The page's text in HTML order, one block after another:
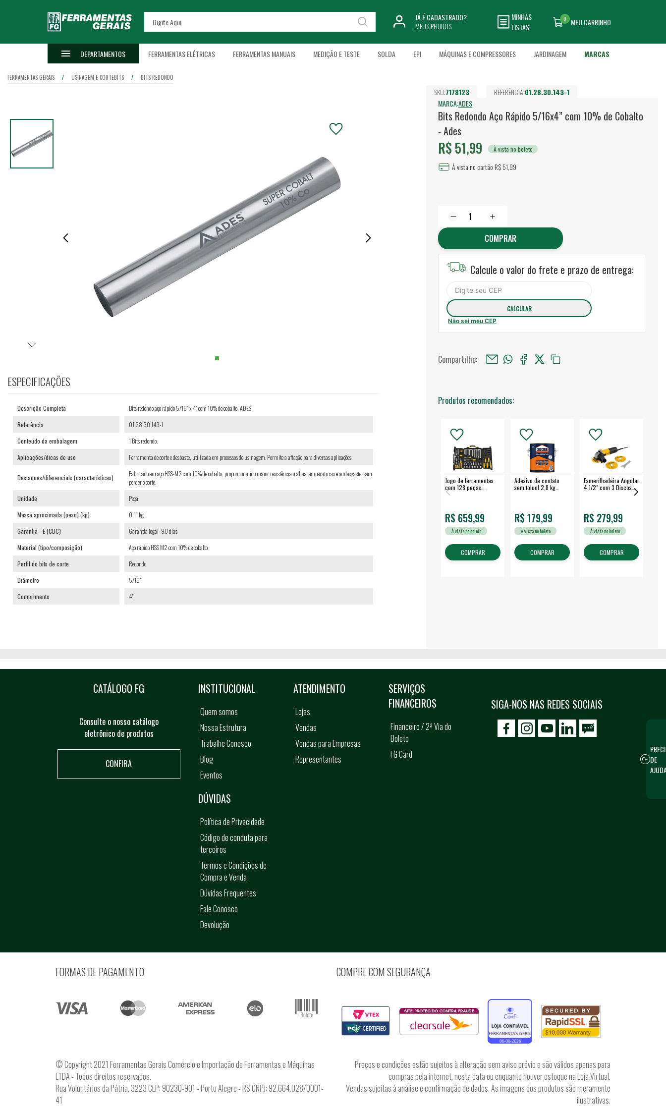
JÁ É CADASTRADO?
MEUS PEDIDOS
MINHAS
LISTAS
MEU CARRINHO
0
DEPARTAMENTOS FERRAMENTAS ELÉTRICAS FERRAMENTAS MANUAIS MEDIÇÃO E TESTE SOLDA EPI MÁQUINAS E COMPRESSORES JARDINAGEM MARCAS
FERRAMENTAS GERAIS USINAGEM E CORTEBITS BITS REDONDO
SKU:7178123 REFERÊNCIA:01.28.30.143-1
MARCA:ADES
Bits Redondo Aço Rápido 5/16x4” com 10% de Cobalto
- Ades
R$ 51,99 À vista no boleto
À vista no cartão R$ 51,99
COMPRAR
Calcule o valor do frete e prazo de entrega:
Não sei meu CEP
Compartilhe:
Produtos recomendados:
Jogo de ferramentas
com 128 peças
embalagem fechada -
R$ 659,99
À vista no boleto
COMPRAR
Adesivo de contato
sem toluol 2,8 kg
R$ 179,99
À vista no boleto
COMPRAR
Esmerilhadeira Angular
4.1/2" com 3 Discos
R$ 279,99
À vista no boleto
COMPRAR
ESPECIFICAÇÕES
Descrição Completa
Bits redondo aço rápido 5/16" x 4" com 10% de cobalto, ADES
Referência
01.28.30.143-1
Conteúdo da embalagem
1 Bits redondo.
Aplicações/dicas de uso
Ferramenta de corte e desbaste, utilizada em processos de usinagem. Permite a afiação para diversas aplicações.
Destaques/diferenciais (características)
Fabricado em aço HSS-M2 com 10% de cobalto, proporcionando maior resistência a altas temperaturas e ao desgaste, sem
perder o corte.
Unidade
Peça
Massa aproximada (peso) (kg)
0,11 kg
Garantia - E (CDC)
Garantia legal: 90 dias
Material (tipo/composição)
Aço rápido HSS M2 com 10% de cobalto
Perfil do bits de corte
Redondo
Diâmetro
5/16"
Comprimento
4"
CATÁLOGO FG
Consulte o nosso catálogo
eletrônico de produtos
CONFIRA
SIGA-NOS NAS REDES SOCIAIS
icon-facebook
icon-social02icon-social03
INSTITUCIONAL
Quem somos
Nossa Estrutura
Trabalhe Conosco
Blog
Eventos
ATENDIMENTO
Lojas
Vendas
Vendas para Empresas
Representantes
SERVIÇOS
FINANCEIROS
Financeiro / 2ª Via do
Boleto
FG Card
DÚVIDAS
Política de Privacidade
Código de conduta para
terceiros
Termos e Condições de
Compra e Venda
Dúvidas Frequentes
Fale Conosco
Devolução
FORMAS DE PAGAMENTO COMPRE COM SEGURANÇA
© Copyright 2021 Ferramentas Gerais Comércio e Importação de Ferramentas e Máquinas
LTDA - Todos direitos reservados.
Rua Voluntários da Pátria, 3223 CEP: 90230-901 - Porto Alegre - RS CNPJ: 92.664.028/0001-
41
Preços e condições estão sujeitos à alteração sem aviso prévio e são válidos apenas para
compras pela internet, nesta data ou enquanto houver estoque na Loja Virtual.
Vendas sujeitas à análise e confirmação de dados. As imagens dos produtos são meramente
ilustrativas.
DE